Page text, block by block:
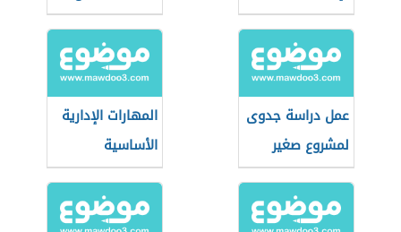
صغير
عمل دراسة جدوى
لمشروع صغير
المهارات الإدارية
الأساسية